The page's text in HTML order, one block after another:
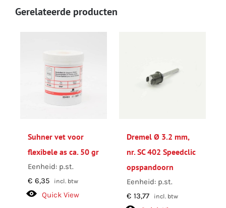
Gerelateerde producten
Suhner vet voor
flexibele as ca. 50 gr
Eenheid: p.st.
€ 6,35 incl. btw
Quick View
Dremel Ø 3.2 mm,
nr. SC 402 Speedclic
opspandoorn
Eenheid: p.st.
€ 13,77 incl. btw